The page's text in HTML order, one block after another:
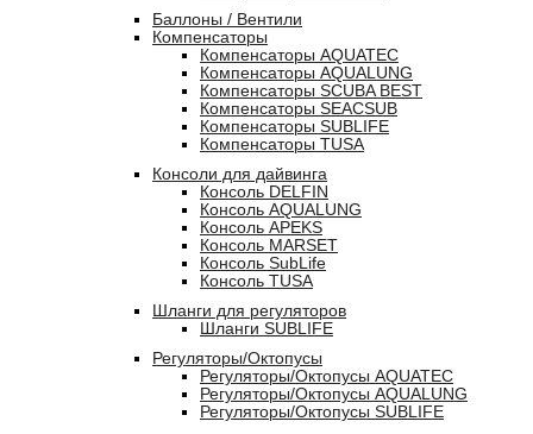
Баллоны / Вентили
Компенсаторы
Компенсаторы AQUATEC
Компенсаторы AQUALUNG
Компенсаторы SCUBA BEST
Компенсаторы SEACSUB
Компенсаторы SUBLIFE
Компенсаторы TUSA
Консоли для дайвинга
Консоль DELFIN
Консоль AQUALUNG
Консоль APEKS
Консоль MARSET
Консоль SubLife
Консоль TUSA
Шланги для регуляторов
Шланги SUBLIFE
Регуляторы/Октопусы
Регуляторы/Октопусы AQUATEC
Регуляторы/Октопусы AQUALUNG
Регуляторы/Октопусы SUBLIFE